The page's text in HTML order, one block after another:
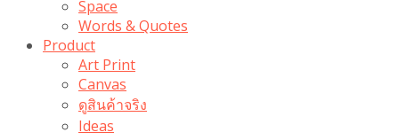
Space
Words & Quotes
Product
Art Print
Canvas
ดูสินค้าจริง
Ideas